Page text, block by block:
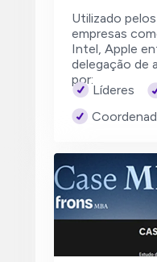
Utilizado
empresas
Intel, Apple
delegação de
por:
Líderes